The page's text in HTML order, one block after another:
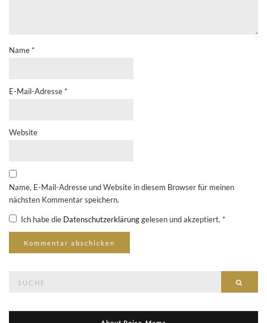
Name *
E-Mail-Adresse *
Website
Name, E-Mail-Adresse und Website in diesem Browser für meinen
nächsten Kommentar speichern.
Ich habe die Datenschutzerklärunggelesen und akzeptiert. *